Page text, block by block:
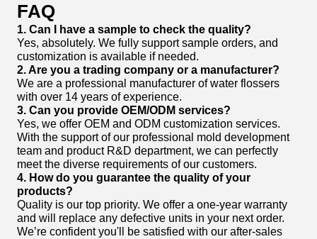
FAQ
1. Can I have a sample to check the quality?
Yes, absolutely. We fully support sample orders, and
customization is available if needed.
2. Are you a trading company or a manufacturer?
We are a professional manufacturer of water flossers
with over 14 years of experience.
3. Can you provide OEM/ODM services?
Yes, we offer OEM and ODM customization services.
With the support of our professional mold development
team and product R&D department, we can perfectly
meet the diverse requirements of our customers.
4. How do you guarantee the quality of your
products?
Quality is our top priority. We offer a one-year warranty
and will replace any defective units in your next order.
We’re confident you'll be satisfied with our after-sales